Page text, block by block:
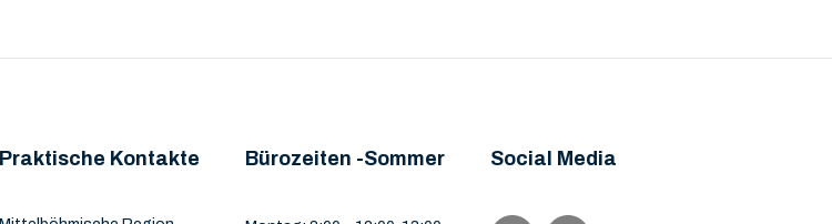
Praktische Kontakte Bürozeiten -Sommer Social Media